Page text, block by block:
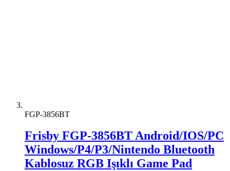
FGP-3856BT
Frisby FGP-3856BT Android/IOS/PC
Windows/P4/P3/Nintendo Bluetooth
Kablosuz RGB Işıklı Game Pad